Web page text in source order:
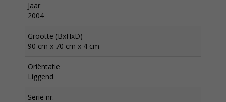
Jaar
2004
Grootte (BxHxD)
90 cm x 70 cm x 4 cm
Oriëntatie
Liggend
Serie nr.